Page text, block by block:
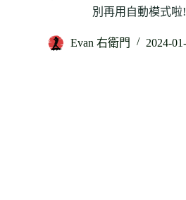
別再用自動模式啦!
Evan 右衛門 2024-